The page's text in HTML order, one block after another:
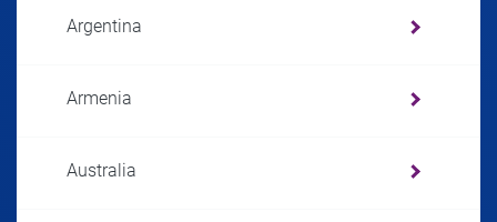
Argentina
Armenia
Australia